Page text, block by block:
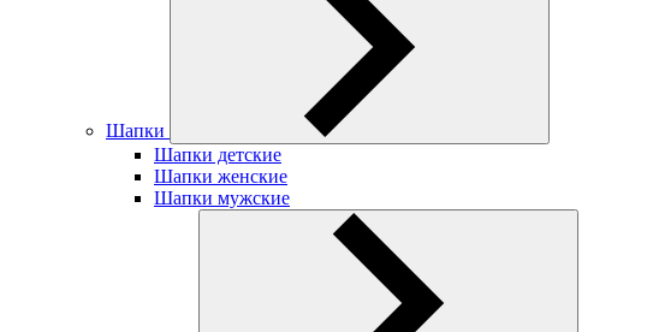
Шапки
Шапки детские
Шапки женские
Шапки мужские